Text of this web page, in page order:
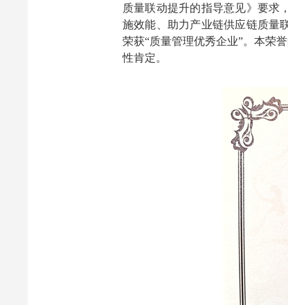
质量联动提升的指导意见》要求
施效能、助力产业链供应链质量
荣获“质量管理优秀企业”。本荣
性肯定。